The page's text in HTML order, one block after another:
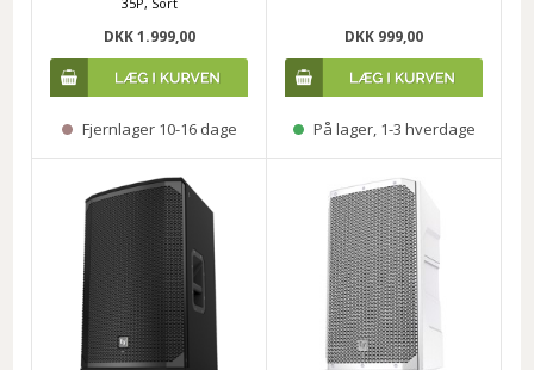
DKK 1.999,00
Fjernlager 10-16 dage
DKK 999,00
På lager, 1-3 hverdage